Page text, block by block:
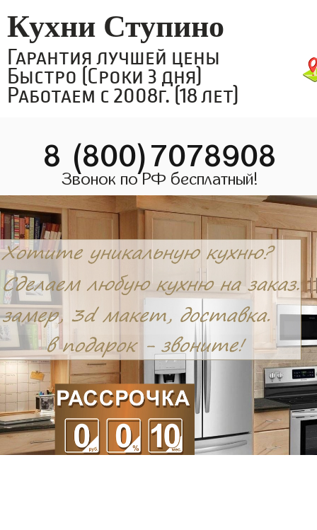
Кухни Ступино
Гарантия лучшей цены
Быстро (Сроки 3 дня)
Работаем с 2008г. (18 лет)
8 (800)7078908
Звонок по РФ бесплатный!